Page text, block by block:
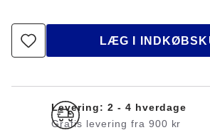
LÆG I
Levering: 2 - 4 hverdage
Gratis levering fra 900 kr